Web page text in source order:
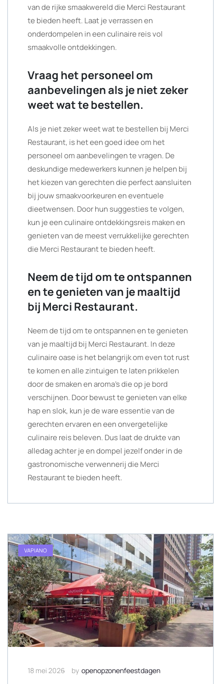
van de rijke smaakwereld die Merci Restaurant
te bieden heeft. Laat je verrassen en
onderdompelen in een culinaire reis vol
smaakvolle ontdekkingen.
Vraag het personeel om
aanbevelingen als je niet zeker
weet wat te bestellen.
Als je niet zeker weet wat te bestellen bij Merci
Restaurant, is het een goed idee om het
personeel om aanbevelingen te vragen. De
deskundige medewerkers kunnen je helpen bij
het kiezen van gerechten die perfect aansluiten
bij jouw smaakvoorkeuren en eventuele
dieetwensen. Door hun suggesties te volgen,
kun je een culinaire ontdekkingsreis maken en
genieten van de meest verrukkelijke gerechten
die Merci Restaurant te bieden heeft.
Neem de tijd om te ontspannen
en te genieten van je maaltijd
bij Merci Restaurant.
Neem de tijd om te ontspannen en te genieten
van je maaltijd bij Merci Restaurant. In deze
culinaire oase is het belangrijk om even tot rust
te komen en alle zintuigen te laten prikkelen
door de smaken en aroma’s die op je bord
verschijnen. Door bewust te genieten van elke
hap en slok, kun je de ware essentie van de
gerechten ervaren en een onvergetelijke
culinaire reis beleven. Dus laat de drukte van
alledag achter je en dompel jezelf onder in de
gastronomische verwennerij die Merci
Restaurant te bieden heeft.
VAPIANO
18 mei 2026 by openopzonenfeestdagen